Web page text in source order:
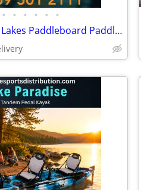
• • • • • •
Brand new!!! Great Lakes Paddleboard Paddleboards SUP - Home Delivery